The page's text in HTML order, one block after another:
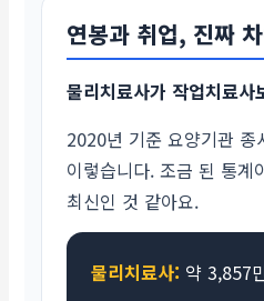
연봉과 취업, 진짜
물리치료사가 작업치료사
2020년 기준 요양기관 종
이렇습니다. 조금 된 통계
최신인 것 같아요.
물리치료사: 약 3,857